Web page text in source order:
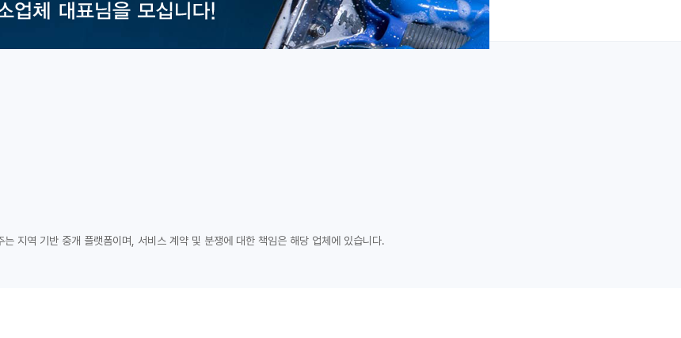
지역 기반 중개 플랫폼이며, 서비스 계약 및 분쟁에 대한 책임은 해당 업체에 있습니다.